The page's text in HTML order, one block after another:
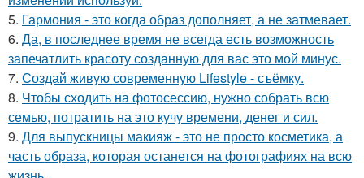
5. Гармония - это когда образ дополняет, а не затмевает.
6. Да, в последнее время не всегда есть возможность
запечатлить красоту созданную для вас это мой минус.
7. Создай живую современную Lifestyle - съёмку.
8. Чтобы сходить на фотосессию, нужно собрать всю
семью, потратить на это кучу времени, денег и сил.
9. Для выпускницы макияж - это не просто косметика, а
часть образа, которая останется на фотографиях на всю